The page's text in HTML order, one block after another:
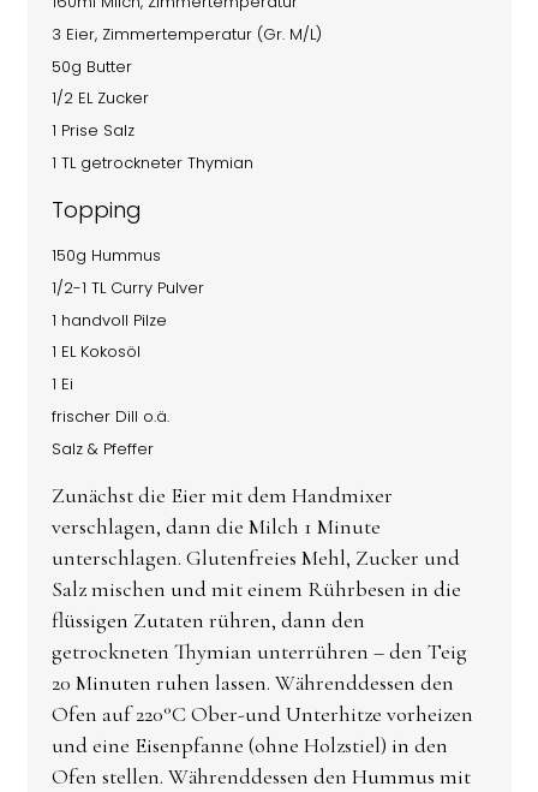
3 Eier, Zimmertemperatur (Gr. M/L)
50g Butter
1/2 EL Zucker
1 Prise Salz
1 TL getrockneter Thymian
Topping
150g Hummus
1/2-1 TL Curry Pulver
1 handvoll Pilze
1 EL Kokosöl
1 Ei
frischer Dill o.ä.
Salz & Pfeffer
Zunächst die Eier mit dem Handmixer
verschlagen, dann die Milch 1 Minute
unterschlagen. Glutenfreies Mehl, Zucker und
Salz mischen und mit einem Rührbesen in die
flüssigen Zutaten rühren, dann den
getrockneten Thymian unterrühren – den Teig
20 Minuten ruhen lassen. Währenddessen den
Ofen auf 220°C Ober-und Unterhitze vorheizen
und eine Eisenpfanne (ohne Holzstiel) in den
Ofen stellen. Währenddessen den Hummus mit